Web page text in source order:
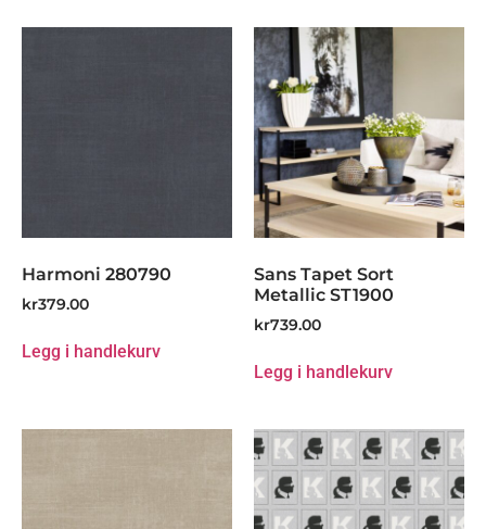
Harmoni 280790
kr379.00
Legg i handlekurv
Sans Tapet Sort
Metallic ST1900
kr739.00
Legg i handlekurv